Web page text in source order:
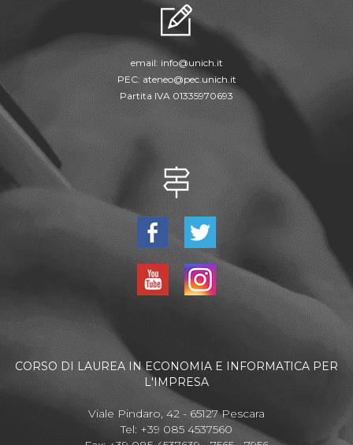
email: info@unich.it
PEC: ateneo@pec.unich.it
Partita IVA 01335970693
CORSO DI LAUREA IN ECONOMIA E INFORMATICA PER
L'IMPRESA
Viale Pindaro, 42 - 65127 Pescara
Tel: +39 085 4537560